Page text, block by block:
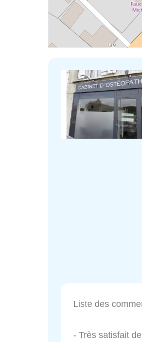
Liste des
- Très satisfait